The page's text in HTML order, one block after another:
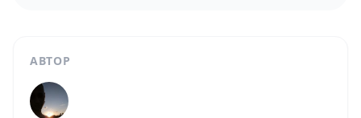
АВТОР